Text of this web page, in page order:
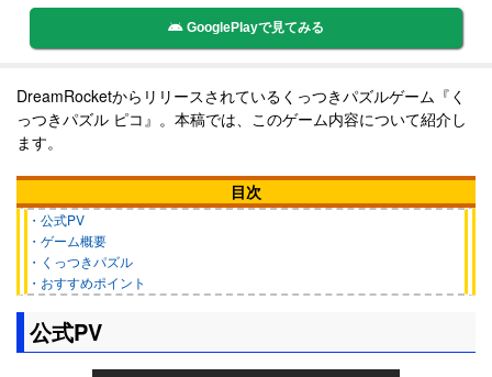
GooglePlayで見てみる
DreamRocketからリリースされているくっつきパズルゲーム『く
っつきパズル ピコ』。本稿では、このゲーム内容について紹介し
ます。
目次
・公式PV
・ゲーム概要
・くっつきパズル
・おすすめポイント
公式PV